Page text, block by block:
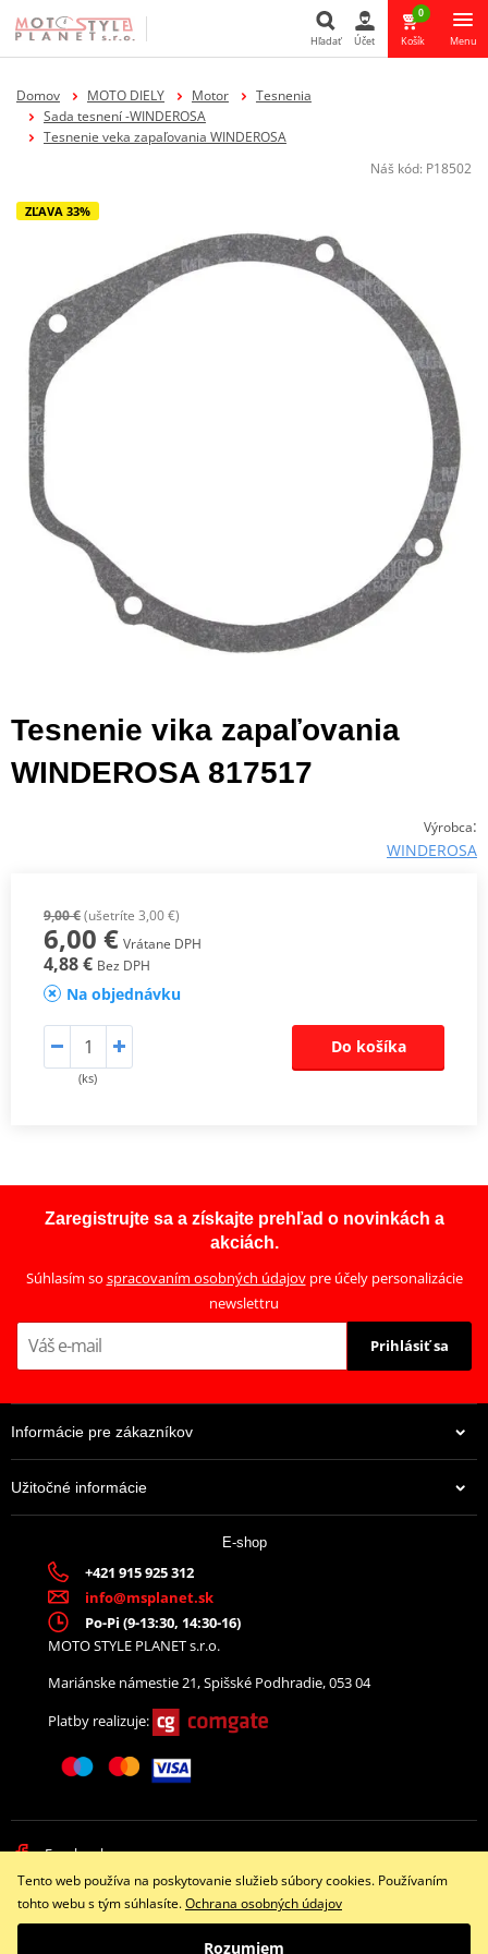
Hľadať Účet
0
Košík Menu
Domov MOTO DIELY Motor
Tesnenia
Sada tesnení -WINDEROSA
Tesnenie veka zapaľovania WINDEROSA
Náš kód: P18502
ZĽAVA 33%
Tesnenie vika zapaľovania
WINDEROSA 817517
Výrobca:
WINDEROSA
9,00 €(ušetríte 3,00 €)
6,00 € Vrátane DPH
4,88 € Bez DPH
Na objednávku
(ks)
Do košíka
Zaregistrujte sa a získajte prehľad o novinkách a
akciách.
Súhlasím so spracovaním osobných údajovpre účely personalizácie
newslettru
Prihlásiť sa
Informácie pre zákazníkov
Užitočné informácie
E-shop
+421 915 925 312
info@msplanet.sk
Po-Pi (9-13:30, 14:30-16)
MOTO STYLE PLANET s.r.o.
Mariánske námestie 21, Spišské Podhradie, 053 04
Platby realizuje:
Facebook
Copyright © 2026 www.namotorku.sk
Tento web používa na poskytovanie služieb súbory cookies. Používaním
tohto webu s tým súhlasíte.Ochrana osobných údajov
Rozumiem